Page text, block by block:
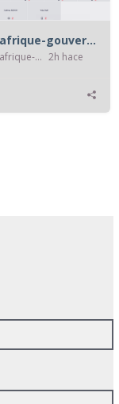
afrique-gouvernance-rss
afrique-gouvernance-rss 2h hace